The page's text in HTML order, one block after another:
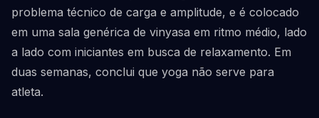
problema técnico de carga e amplitude, e é colocado
em uma sala genérica de vinyasa em ritmo médio, lado
a lado com iniciantes em busca de relaxamento. Em
duas semanas, conclui que yoga não serve para
atleta.